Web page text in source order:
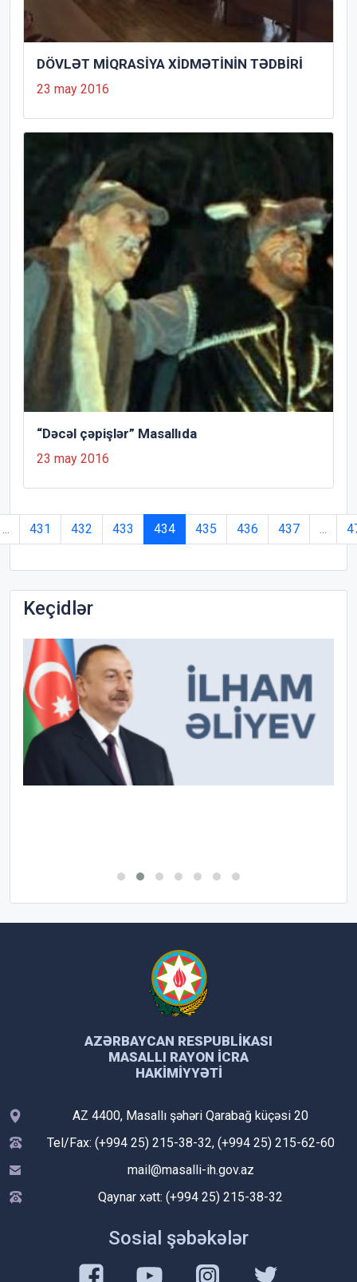
DÖVLƏT MİQRASİYA XİDMƏTİNİN TƏDBİRİ
23 may 2016
“Dəcəl çəpişlər” Masallıda
23 may 2016
... 431 432 433 434 435 436 437 ...
Keçidlər
AZƏRBAYCAN RESPUBLIKASI
MASALLI RAYON İCRA
HAKIMIYYƏTI
AZ 4400, Masallı şəhəri Qarabağ küçəsi 20
Tel/Fax: (+994 25) 215-38-32, (+994 25) 215-62-60
mail@masalli-ih.gov.az
Qaynar xətt: (+994 25) 215-38-32
Sosial şəbəkələr